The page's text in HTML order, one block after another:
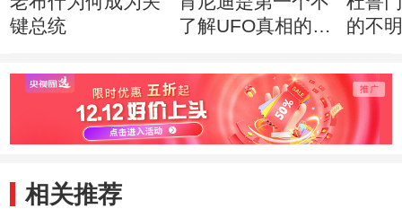
键总统
了解UFO真相的总
的不
相关推荐